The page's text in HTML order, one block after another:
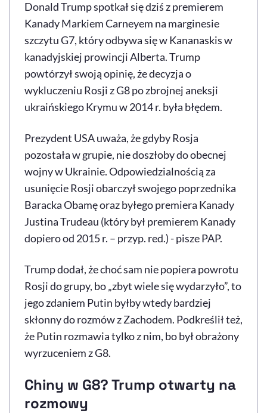
Donald Trump spotkał się dziś z premierem
Kanady Markiem Carneyem na marginesie
szczytu G7, który odbywa się w Kananaskis w
kanadyjskiej prowincji Alberta. Trump
powtórzył swoją opinię, że decyzja o
wykluczeniu Rosji z G8 po zbrojnej aneksji
ukraińskiego Krymu w 2014 r. była błędem.
Prezydent USA uważa, że gdyby Rosja
pozostała w grupie, nie doszłoby do obecnej
wojny w Ukrainie. Odpowiedzialnością za
usunięcie Rosji obarczył swojego poprzednika
Baracka Obamę oraz byłego premiera Kanady
Justina Trudeau (który był premierem Kanady
dopiero od 2015 r. – przyp. red.) - pisze PAP.
Trump dodał, że choć sam nie popiera powrotu
Rosji do grupy, bo „zbyt wiele się wydarzyło”, to
jego zdaniem Putin byłby wtedy bardziej
skłonny do rozmów z Zachodem. Podkreślił też,
że Putin rozmawia tylko z nim, bo był obrażony
wyrzuceniem z G8.
Chiny w G8? Trump otwarty na
rozmowy